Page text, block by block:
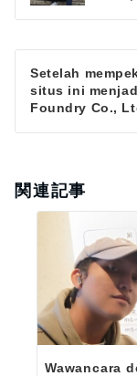
Setelah
situs ini
Foundry Co.,
関連記事
Wawancara